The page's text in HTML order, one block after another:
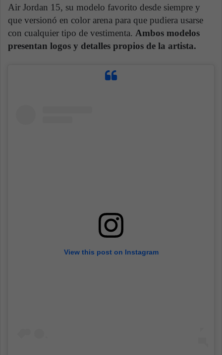
Air Jordan 15, su modelo favorito desde siempre y
que versionó en color arena para que pudiera usarse
con cualquier tipo de vestimenta. Ambos modelos
presentan logos y detalles propios de la artista.
View this post on Instagram